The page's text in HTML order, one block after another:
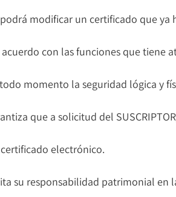
podrá modificar un certificado que ya
acuerdo con las funciones que tiene
momento la seguridad lógica y
que a solicitud del
electrónico.
su responsabilidad patrimonial en